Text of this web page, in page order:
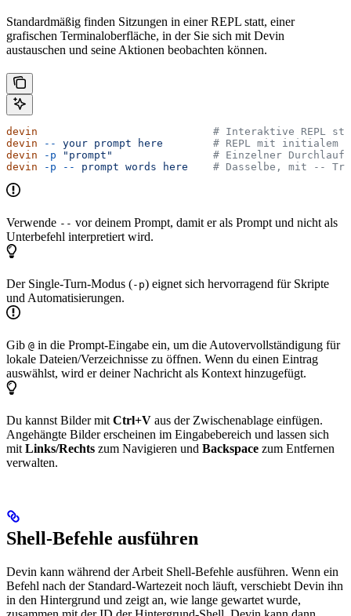
Standardmäßig finden Sitzungen in einer REPL statt, einer
grafischen Terminaloberfläche, in der Sie sich mit Devin
austauschen und seine Aktionen beobachten können.
devin
# Interaktive REPL
devin -- your prompt here
# REPL mit initialem
devin -p "prompt"
# Einzelner
devin -p -- prompt words here
# Dasselbe, mit --
Verwende -- vor deinem Prompt, damit er als Prompt und nicht als
Unterbefehl interpretiert wird.
Der Single-Turn-Modus (-p) eignet sich hervorragend für Skripte
und Automatisierungen.
Gib @ in die Prompt-Eingabe ein, um die Autovervollständigung für
lokale Dateien/Verzeichnisse zu öffnen. Wenn du einen Eintrag
auswählst, wird er deiner Nachricht als Kontext hinzugefügt.
Du kannst Bilder mit Ctrl+V aus der Zwischenablage einfügen.
Angehängte Bilder erscheinen im Eingabebereich und lassen sich
mit Links/Rechts zum Navigieren und Backspace zum Entfernen
verwalten.
Shell-Befehle ausführen
Devin kann während der Arbeit Shell-Befehle ausführen. Wenn ein
Befehl nach der Standard-Wartezeit noch läuft, verschiebt Devin ihn
in den Hintergrund und zeigt an, wie lange gewartet wurde,